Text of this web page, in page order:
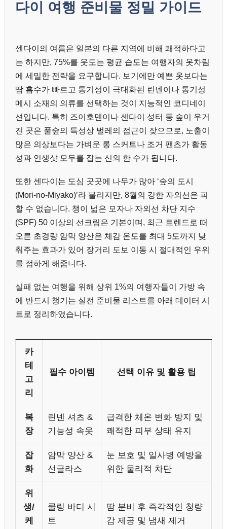
다이 여행 준비물 정밀 가이드
센다이의 여름은 일본의 다른 지역에 비해 쾌적하다고
는 하지만, 75%를 웃도는 평균 습도는 여행자의 옷차림
에 세밀한 전략을 요구합니다. 보기에만 예쁜 옷보다는
땀 흡수가 빠르고 통기성이 극대화된 린넨이나 통기성
메시 소재의 의류를 선택하는 것이 지능적인 코디네이
션입니다. 특히 즈이호덴이나 센다이 성터 등 숲이 우거
진 곳은 풀숲의 특성상 벌레의 접근이 잦으므로, 노출이
많은 의상보다는 가벼운 롱 스커트나 조거 팬츠가 활동
성과 인생샷 모두를 잡는 신의 한 수가 됩니다.
또한 센다이는 도심 곳곳에 나무가 많아 ‘숲의 도시
(Mori-no-Miyako)’라 불리지만, 8월의 강한 자외선은 피
할 수 없습니다. 챙이 넓은 모자나 자외선 차단 지수
(SPF) 50 이상의 선크림은 기본이며, 최근 트렌드로 떠
오른 초경량 암막 양산은 체감 온도를 최대 5도까지 낮
춰주는 효과가 있어 장거리 도보 이동 시 절대적인 우위
를 점하게 해줍니다.
실패 없는 여행을 위해 상위 1%의 여행자들이 가방 속
에 반드시 챙기는 실전 준비물 리스트를 아래 데이터 시
트로 정리하였습니다.
카
테
고
리
필수 아이템 선택 이유 및 활용 팁
복
장
린넨 셔츠 &
기능성 속옷
급격한 체온 변화 방지 및
쾌적한 피부 상태 유지
잡
화
암막 양산 &
선글라스
눈 보호 및 일사병 예방을
위한 물리적 차단
위
생/
케
쿨링 바디 시
트
땀 분비 후 즉각적인 청량
감 제공 및 냄새 제거